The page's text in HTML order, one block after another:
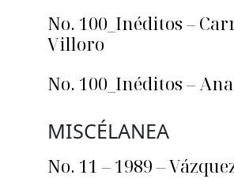
No. 100_Inéditos –
Villoro
No. 100_Inéditos –
MISCÉLANEA
No. 11 – 1989 –